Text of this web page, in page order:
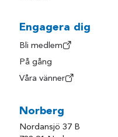
Engagera dig
Bli medlem
På gång
Våra vänner
Norberg
Nordansjö 37 B